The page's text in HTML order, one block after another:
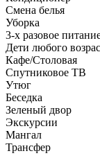
Смена белья
Уборка
3-х разовое
Дети любого
Кафе/Столовая
Спутниковое ТВ
Утюг
Беседка
Зеленый двор
Экскурсии
Мангал
Трансфер